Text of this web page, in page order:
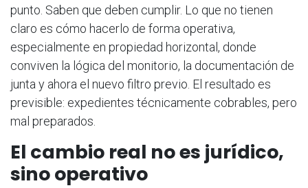
punto. Saben que deben cumplir. Lo que no tienen
claro es cómo hacerlo de forma operativa,
especialmente en propiedad horizontal, donde
conviven la lógica del monitorio, la documentación de
junta y ahora el nuevo filtro previo. El resultado es
previsible: expedientes técnicamente cobrables, pero
mal preparados.
El cambio real no es jurídico,
sino operativo